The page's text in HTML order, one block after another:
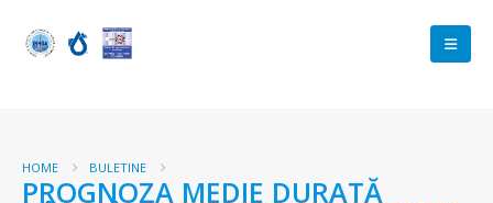
HOME BULETINE
PROGNOZA MEDIE DURATĂ